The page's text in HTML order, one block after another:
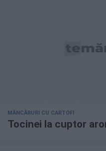
MÂNCĂRURI CU CARTOFI
Tocinei la cuptor